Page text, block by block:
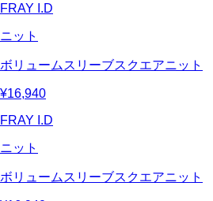
FRAY I.D
ニット
ボリュームスリーブスクエアニット
¥16,940
FRAY I.D
ニット
ボリュームスリーブスクエアニット